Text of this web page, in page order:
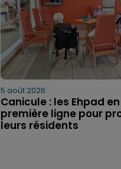
5 août 2026
Canicule : les Ehpad en
première ligne pour
leurs résidents